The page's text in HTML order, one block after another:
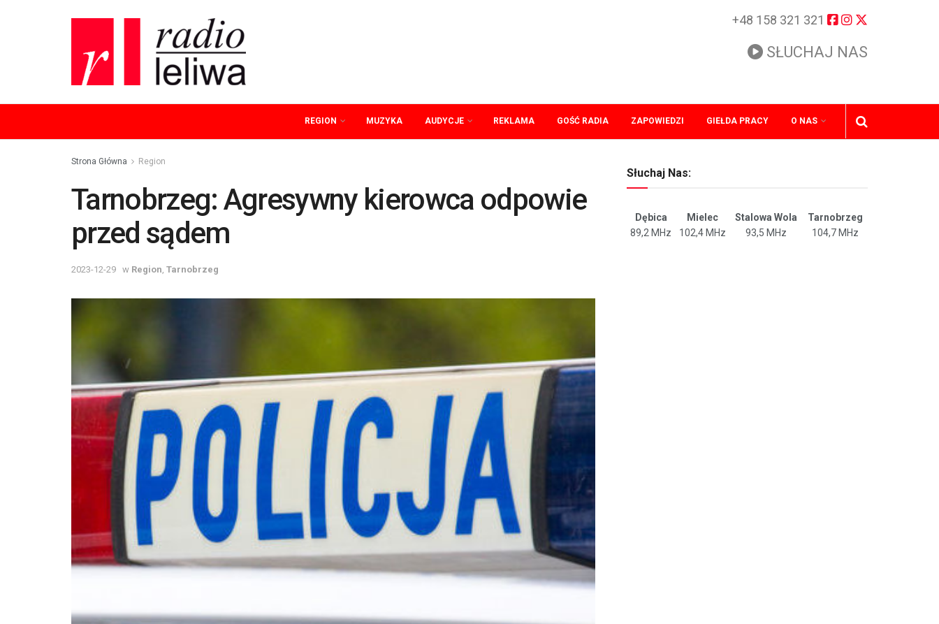
+48 158 321 321
SŁUCHAJ NAS
REGION MUZYKA AUDYCJE REKLAMA GOŚĆ RADIA ZAPOWIEDZI GIEŁDA PRACY O NAS
Strona Główna Region
Tarnobrzeg: Agresywny kierowca odpowie
przed sądem
2023-12-29 w Region Tarnobrzeg
Słuchaj Nas:
Dębica Mielec Stalowa Wola
Tarnobrzeg
89,2 MHz
102,4 MHz 93,5 MHz 104,7 MHz